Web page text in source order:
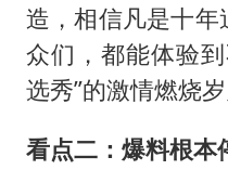
造，相信凡是十
众们，都能体验
选秀”的激情燃烧岁
看点二：爆料根本